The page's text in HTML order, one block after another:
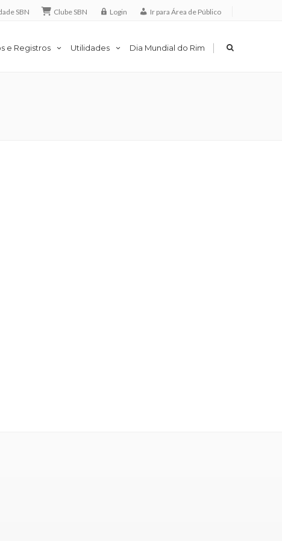
SBN Clube SBN Login Ir para Área de Público
e Registros Utilidades Dia Mundial do Rim |